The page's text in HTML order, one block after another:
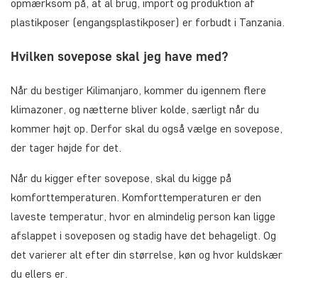
opmærksom på, at al brug, import og produktion af
plastikposer (engangsplastikposer) er forbudt i Tanzania.
Hvilken sovepose skal jeg have med?
Når du bestiger Kilimanjaro, kommer du igennem flere
klimazoner, og nætterne bliver kolde, særligt når du
kommer højt op. Derfor skal du også vælge en sovepose,
der tager højde for det.
Når du kigger efter sovepose, skal du kigge på
komforttemperaturen. Komforttemperaturen er den
laveste temperatur, hvor en almindelig person kan ligge
afslappet i soveposen og stadig have det behageligt. Og
det varierer alt efter din størrelse, køn og hvor kuldskær
du ellers er.